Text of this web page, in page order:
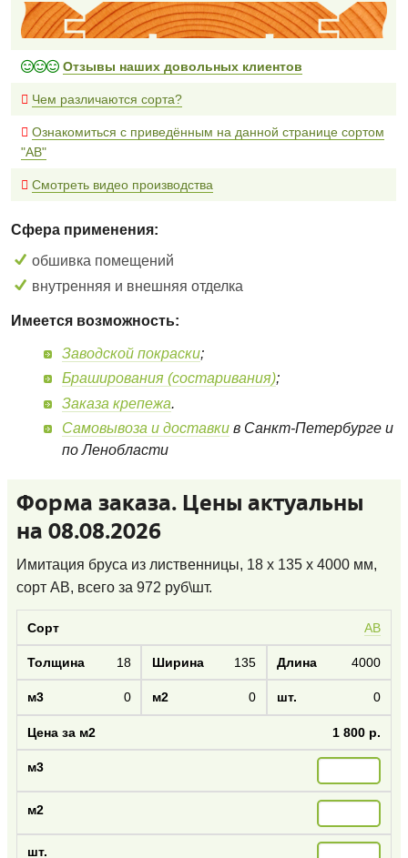
Отзывы наших довольных клиентов
Чем различаются сорта?
Ознакомиться с приведённым на данной странице сортом
"AB"
Смотреть видео производства
Сфера применения:
обшивка помещений
внутренняя и внешняя отделка
Имеется возможность:
Заводской покраски;
Браширования (состаривания);
Заказа крепежа.
Самовывоза и доставки в Санкт-Петербурге и
по Ленобласти
Форма заказа. Цены актуальны
на 08.08.2026
Имитация бруса из лиственницы, 18 x 135 x 4000 мм,
сорт AB, всего за 972 руб\шт.
AB
18 135 4000
0 0 0
1 800 р.